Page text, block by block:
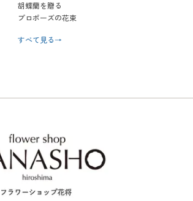
胡蝶蘭を贈る
プロポーズの花束
すべて見る →